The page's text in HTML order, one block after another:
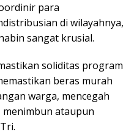
para
di wilayahnya,
sangat krusial.
soliditas program
beras murah
warga, mencegah
menimbun ataupun